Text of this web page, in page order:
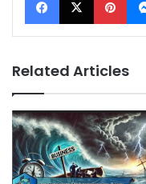
Related Articles